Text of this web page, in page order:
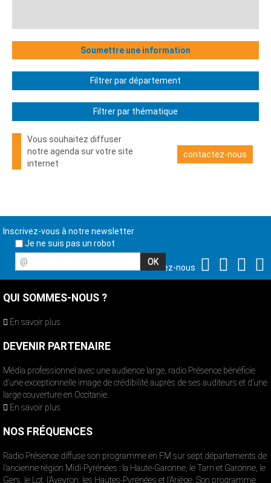
Soumettre une information
Filtrer par département
Filtrer par thématique
Vous souhaitez diffuser
notre agenda sur votre site
internet
contactez-nous
Inscrivez-vous à notre newsletter
Je ne suis pas un robot
@
Suivez-nous
QUI SOMMES-NOUS ?
En savoir plus
DEVENIR PARTENAIRE
Média professionnel avec une audience large, radio Présence bénéficie
d’une exceptionnelle image de crédibilité auprès de ses auditeurs et d’une
large couverture en Occitanie.
En savoir plus
NOS FRÉQUENCES
Radio Présence diffuse son programme en FM sur sept départements de
l’ancienne région Midi-Pyrénées : la Haute-Garonne, le Tarn et Garonne, le
Gers, le Lot, l’Aveyron, les Hautes-Pyrénées et l’Ariège. Son programme